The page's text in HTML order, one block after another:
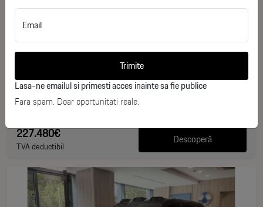
Yangwang U8
NOU
2025
0 km
Hibrid Plug-In
227.480€
TVA deductibil Descoperă
Email
Trimite
Lasa-ne emailul si primesti acces inainte sa fie publice
Fara spam. Doar oportunitati reale.